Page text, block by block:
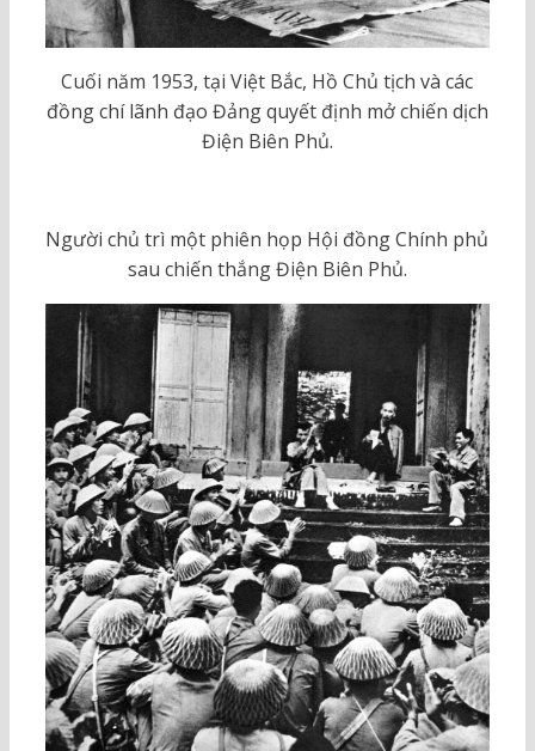
Cuối năm 1953, tại Việt Bắc, Hồ Chủ tịch và các
đồng chí lãnh đạo Đảng quyết định mở chiến dịch
Điện Biên Phủ.
Người chủ trì một phiên họp Hội đồng Chính phủ
sau chiến thắng Điện Biên Phủ.